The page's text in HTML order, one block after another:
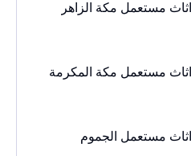
مستعمل مكة الزاهر
مستعمل مكة المكرمة
مستعمل الجموم